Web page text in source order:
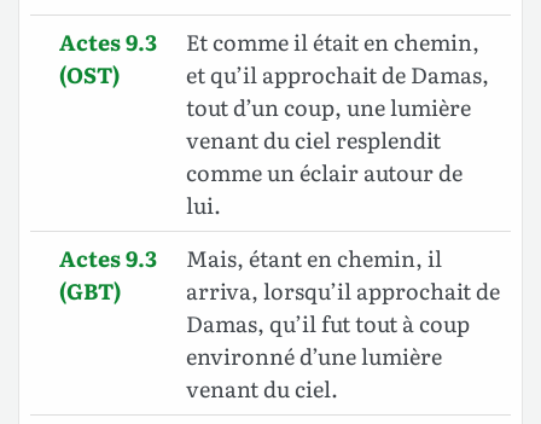
Actes 9.3
(OST)
Et comme il était en chemin,
et qu’il approchait de Damas,
tout d’un coup, une lumière
venant du ciel resplendit
comme un éclair autour de
lui.
Actes 9.3
(GBT)
Mais, étant en chemin, il
arriva, lorsqu’il approchait de
Damas, qu’il fut tout à coup
environné d’une lumière
venant du ciel.